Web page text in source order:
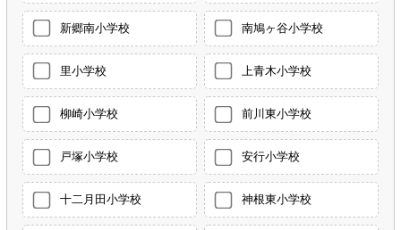
新郷南小学校 南鳩ヶ谷小学校
里小学校 上青木小学校
柳崎小学校 前川東小学校
戸塚小学校 安行小学校
十二月田小学校 神根東小学校